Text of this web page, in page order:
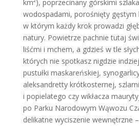
km²), poprzecinany górskimi
wodospadami, porośnięty gęstym
w którym każdy krok prowadzi
natury. Powietrze pachnie tutaj
liśćmi i mchem, a gdzieś w tle
których nie spotkasz nigdzie
pustułki maskareńskiej,
aleksandretty krótkosternej,
i popielatego czy wikłacza
po Parku Narodowym Wąwozu
delikatne wyciszenie wewnętrzne